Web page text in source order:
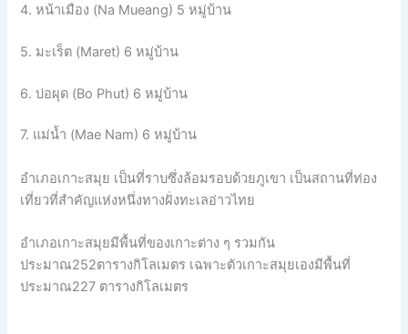
4. หน้าเมือง (Na Mueang) 5 หมู่บ้าน
5. มะเร็ต (Maret) 6 หมู่บ้าน
6. บ่อผุด (Bo Phut) 6 หมู่บ้าน
7. แม่น้ำ (Mae Nam) 6 หมู่บ้าน
อำเภอเกาะสมุย เป็นที่ราบซึ่งล้อมรอบด้วยภูเขา เป็นสถานที่ท่อง
เที่ยวที่สำคัญแห่งหนึ่งทางฝั่งทะเลอ่าวไทย
อำเภอเกาะสมุยมีพื้นที่ของเกาะต่าง ๆ รวมกัน
ประมาณ252ตารางกิโลเมตร เฉพาะตัวเกาะสมุยเองมีพื้นที่
ประมาณ227 ตารางกิโลเมตร